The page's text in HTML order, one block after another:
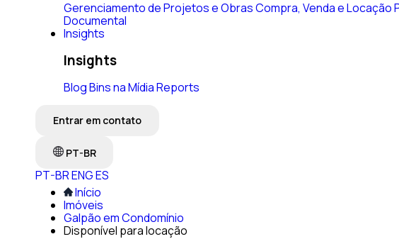
Gerenciamento de Projetos e ObrasCompra, Venda e Locação
Documental
Insights
Insights
BlogBins na MídiaReports
Entrar em contato
PT-BR
PT-BRENGES
Início
Imóveis
Galpão em Condomínio
Disponível para locação